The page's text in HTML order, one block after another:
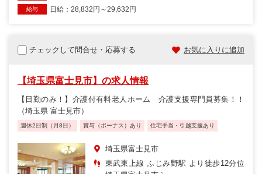
給与 日給：28,832円～29,632円
チェックして問合せ・応募する お気に入りに追加
【埼玉県富士見市】の求人情報
【日勤のみ！】介護付有料老人ホーム 介護支援専門員募集！！
（埼玉県 富士見市）
週休2日制（月8日） 賞与（ボーナス）あり 住宅手当・引越支援あり
埼玉県富士見市
東武東上線 ふじみ野駅 より徒歩12分位